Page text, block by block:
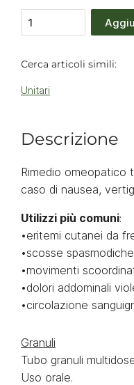
Cerca articoli simili:
Unitari
Descrizione
Rimedio omeopatico
caso di nausea,
Utilizzi più comuni:
•eritemi cutanei da
•scosse spasmodiche
•movimenti
•dolori addominali
•circolazione
Granuli
Tubo granuli
Uso orale.